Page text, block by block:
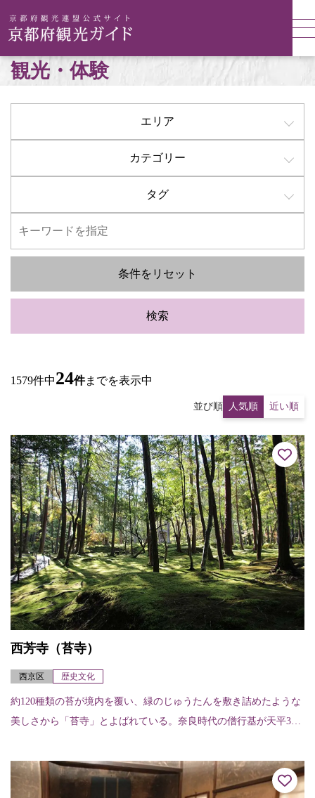
観光・体験
エリア
カテゴリー
タグ
条件をリセット
検索
1579件中24件までを表示中
並び順 人気順 近い順
西芳寺（苔寺）
西京区 歴史文化
約120種類の苔が境内を覆い、緑のじゅうたんを敷き詰めたような
美しさから「苔寺」とよばれている。奈良時代の僧行基が天平3年
に夢窓...